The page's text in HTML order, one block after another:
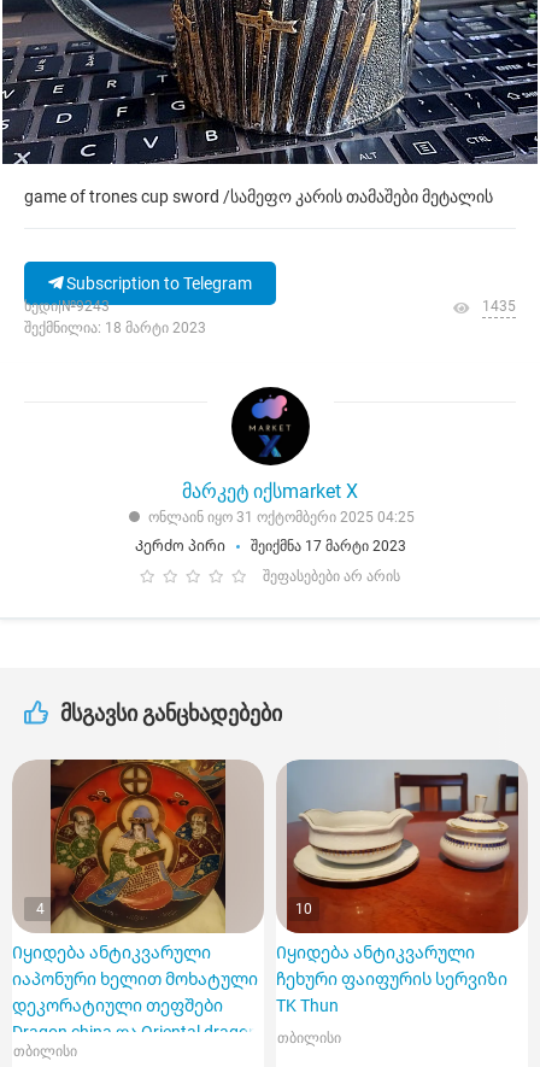
game of trones cup sword /სამეფო კარის თამაშები მეტალის
Subscription to Telegram
ხედი|№9243
შექმნილია: 18 მარტი 2023
1435
მარკეტ იქსmarket X
ონლაინ იყო 31 ოქტომბერი 2025 04:25
Კერძო პირი
შეიქმნა 17 მარტი 2023
შეფასებები არ არის
მსგავსი განცხადებები
4
Იყიდება ანტიკვარული
იაპონური ხელით მოხატული
დეკორატიული თეფშები
Dragon china და Oriental dragon
თბილისი
10
Იყიდება ანტიკვარული
ჩეხური ფაიფურის სერვიზი
TK Thun
თბილისი